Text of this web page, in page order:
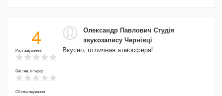
4
Розташування:
Вигляд, інтерєр:
Обслуговування:
Олександр Павлович Студія
звукозапису Чернівці
Вкусно, отличная атмосфера!